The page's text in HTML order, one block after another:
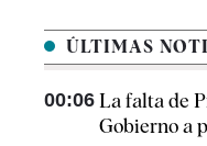
ÚLTIMAS
00:06 La falta de
Gobierno a